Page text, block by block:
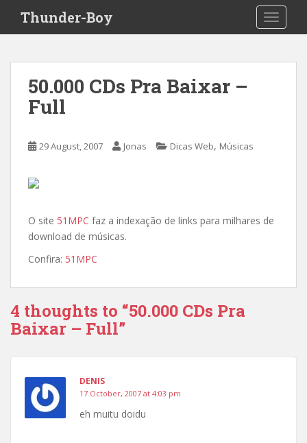
i
Thunder-Boy
50.000 CDs Pra Baixar –
Full
29 August, 2007 Jonas Dicas Web, Músicas
O site 51MPC faz a indexação de links para milhares de
download de músicas.
Confira: 51MPC
4 thoughts to “50.000 CDs Pra
Baixar – Full”
DENIS
17 October, 2007 at 4:03 pm
eh muitu doidu